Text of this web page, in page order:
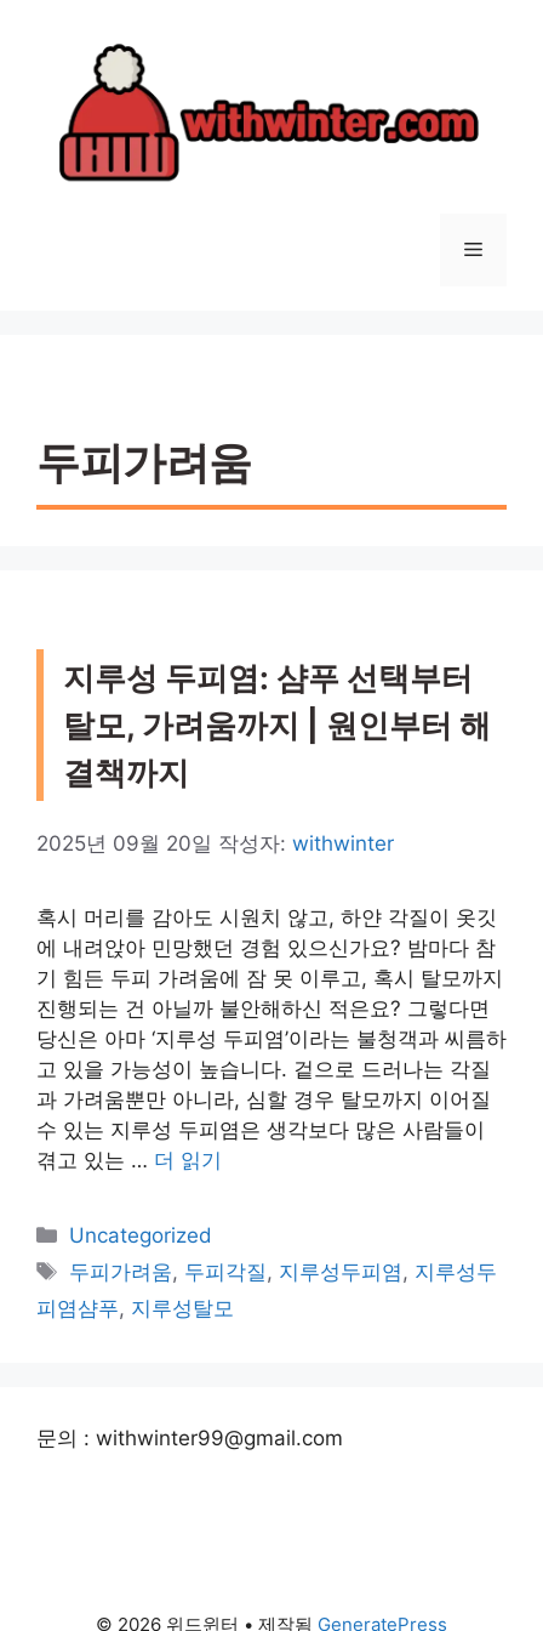
메
두피가려움
지루성 두피염: 샴푸 선택부터
탈모, 가려움까지 | 원인부터 해
결책까지
2025년 09월 20일 작성자: withwinter
혹시 머리를 감아도 시원치 않고, 하얀 각질이 옷깃
에 내려앉아 민망했던 경험 있으신가요? 밤마다 참
기 힘든 두피 가려움에 잠 못 이루고, 혹시 탈모까지
진행되는 건 아닐까 불안해하신 적은요? 그렇다면
당신은 아마 ‘지루성 두피염’이라는 불청객과 씨름하
고 있을 가능성이 높습니다. 겉으로 드러나는 각질
과 가려움뿐만 아니라, 심할 경우 탈모까지 이어질
수 있는 지루성 두피염은 생각보다 많은 사람들이
겪고 있는 … 더 읽기
카
테
고
리
Uncategorized
태
그
두피가려움, 두피각질 , 지루성두피염 , 지루성두
피염샴푸, 지루성탈모
문의 : withwinter99@gmail.com
© 2026 위드윈터 • 제작됨 GeneratePress